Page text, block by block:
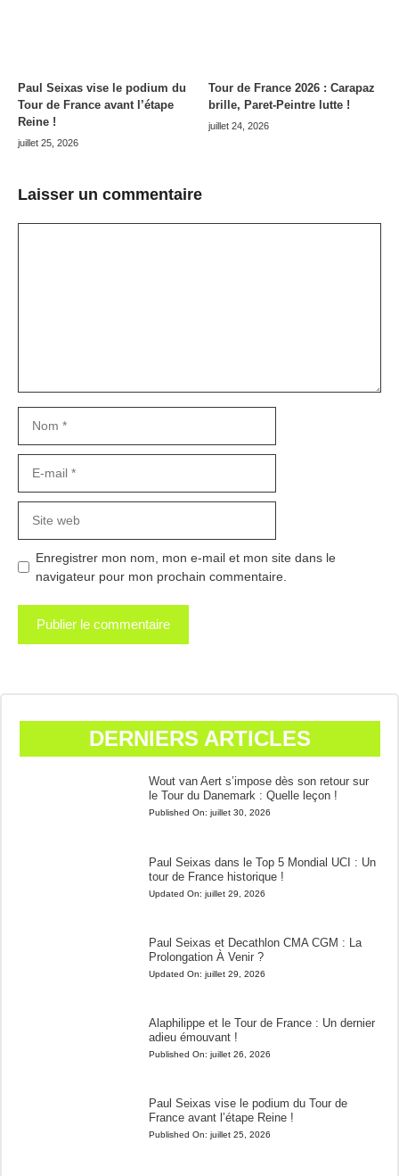
Paul Seixas vise le podium du
Tour de France avant l’étape
Reine !
juillet 25, 2026
Tour de France 2026 : Carapaz
brille, Paret-Peintre lutte !
juillet 24, 2026
Laisser un commentaire
mail
web
Enregistrer mon nom, mon e-mail et mon site dans le
navigateur pour mon prochain commentaire.
DERNIERS ARTICLES
Wout van Aert s’impose dès son retour sur
le Tour du Danemark : Quelle leçon !
Published On: juillet 30, 2026
Paul Seixas dans le Top 5 Mondial UCI : Un
tour de France historique !
Updated On: juillet 29, 2026
Paul Seixas et Decathlon CMA CGM : La
Prolongation À Venir ?
Updated On: juillet 29, 2026
Alaphilippe et le Tour de France : Un dernier
adieu émouvant !
Published On: juillet 26, 2026
Paul Seixas vise le podium du Tour de
France avant l’étape Reine !
Published On: juillet 25, 2026